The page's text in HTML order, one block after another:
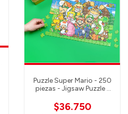
Puzzle Super Mario - 250
piezas - Jigsaw Puzzle -
$36.750